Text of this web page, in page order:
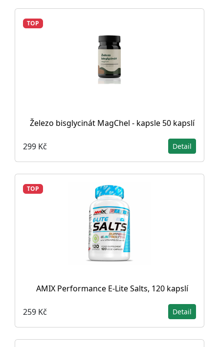
TOP
Železo bisglycinát MagChel - kapsle 50 kapslí
299 Kč Detail
TOP
AMIX Performance E-Lite Salts, 120 kapslí
259 Kč Detail